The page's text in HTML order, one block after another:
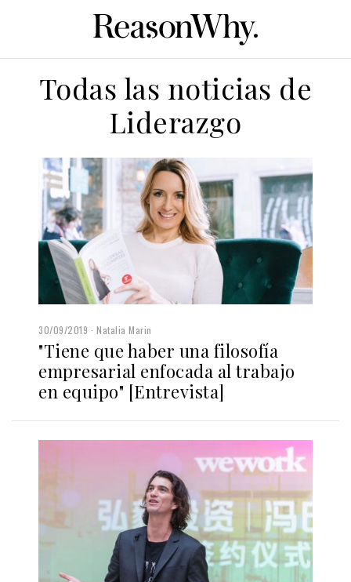
Todas las noticias de
Liderazgo
30/09/2019 Natalia Marin
"Tiene que haber una filosofía
empresarial enfocada al trabajo
en equipo" [Entrevista]